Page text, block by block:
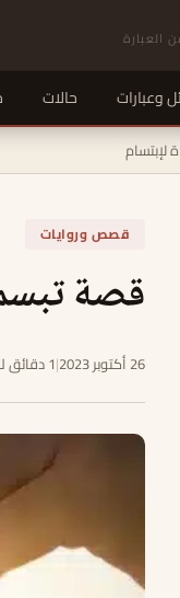
العبارة
وعبارات حالات
لإبتسام
قصص وروايات
قصة
26 أكتوبر 2023 |1 دقائق للقراءة